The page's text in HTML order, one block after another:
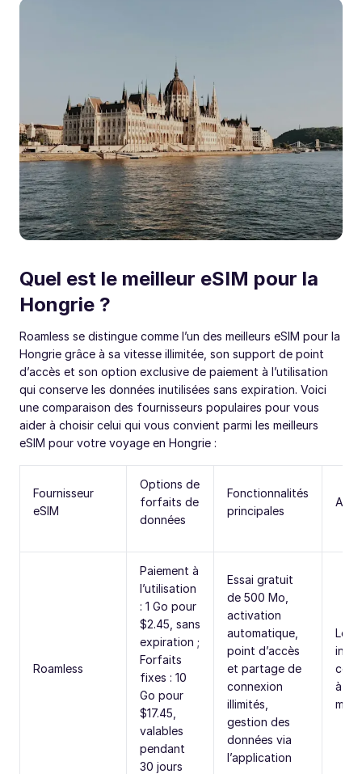
Quel est le meilleur eSIM pour la
Hongrie ?
Roamless se distingue comme l’un des meilleurs eSIM pour la
Hongrie grâce à sa vitesse illimitée, son support de point
d’accès et son option exclusive de paiement à l’utilisation
qui conserve les données inutilisées sans expiration. Voici
une comparaison des fournisseurs populaires pour vous
aider à choisir celui qui vous convient parmi les meilleurs
eSIM pour votre voyage en Hongrie :
Fournisseur
eSIM
Options de
forfaits de
données
Fonctionnalités
principales
Roamless
Paiement à
l’utilisation
: 1 Go pour
$2.45, sans
expiration ;
Forfaits
fixes : 10
Go pour
$17.45,
valables
pendant
30 jours
Essai gratuit
de 500 Mo,
activation
automatique,
point d’accès
et partage de
connexion
illimités,
gestion des
données via
l’application
Les
à